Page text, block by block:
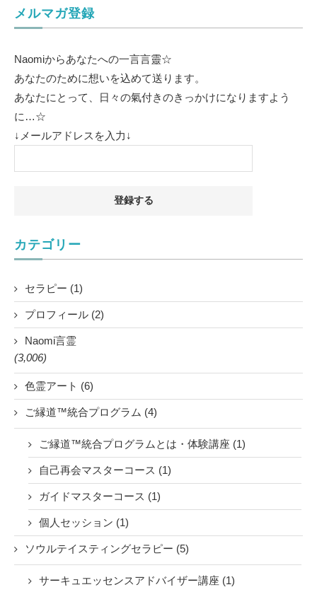
メルマガ登録
Naomiからあなたへの一言言靈☆
あなたのために想いを込めて送ります。
あなたにとって、日々の氣付きのきっかけになりますよう
に…☆
↓メールアドレスを入力↓
カテゴリー
セラピー (1)
プロフィール (2)
Naomi言霊
(3,006)
色霊アート (6)
ご縁道™統合プログラム (4)
ご縁道™統合プログラムとは・体験講座 (1)
自己再会マスターコース (1)
ガイドマスターコース (1)
個人セッション (1)
ソウルテイスティングセラピー (5)
サーキュエッセンスアドバイザー講座 (1)